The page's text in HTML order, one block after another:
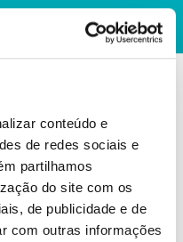
conteúdo e
de redes sociais e
partilhamos
do site com os
de publicidade e de
com outras informações